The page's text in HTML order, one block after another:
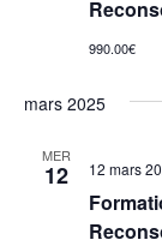
990.00€
mars 2025
MER
12 12 mars